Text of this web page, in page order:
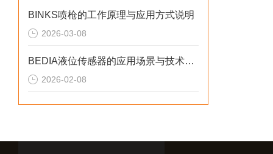
BINKS喷枪的工作原理与应用方式说明
2026-03-08
BEDIA液位传感器的应用场景与技术优势概述
2026-02-08